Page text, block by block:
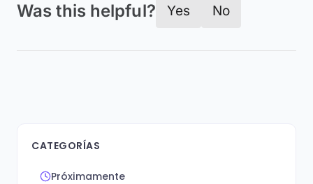
Was this helpful? Yes No
CATEGORÍAS
Próximamente